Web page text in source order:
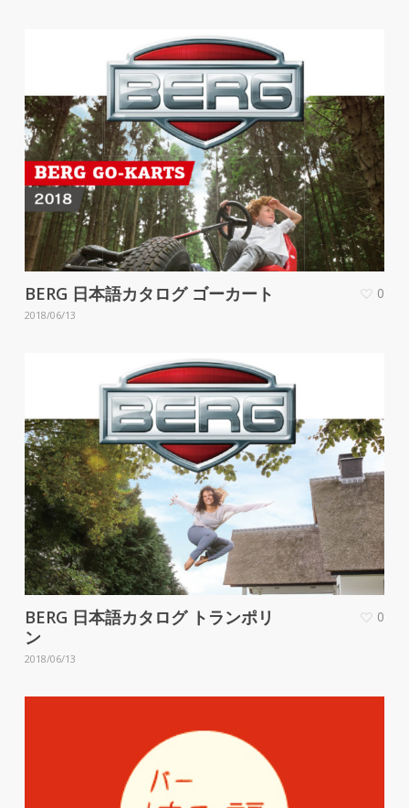
BERG 日本語カタログ ゴーカート
2018/06/13
0
BERG 日本語カタログ トランポリ
ン
2018/06/13
0